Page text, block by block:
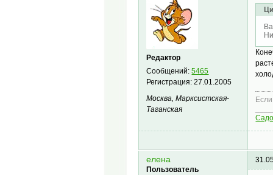
Редактор
Сообщений:5465
Регистрация:27.01.2005
Москва, Марксистская-
Таганская
елена
Пользователь